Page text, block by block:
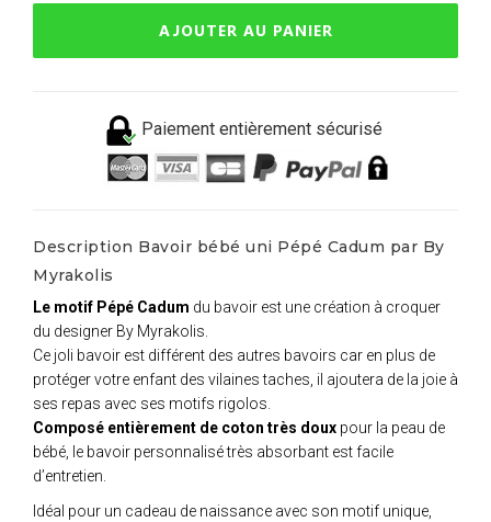
AJOUTER AU PANIER
Paiement entièrement sécurisé
Description Bavoir bébé uni Pépé Cadum par By
Myrakolis
Le motif Pépé Cadum du bavoir est une création à croquer
du designer By Myrakolis.
Ce joli bavoir est différent des autres bavoirs car en plus de
protéger votre enfant des vilaines taches, il ajoutera de la joie à
ses repas avec ses motifs rigolos.
Composé entièrement de coton très doux pour la peau de
bébé, le bavoir personnalisé très absorbant est facile
d’entretien.
Idéal pour un cadeau de naissance avec son motif unique,